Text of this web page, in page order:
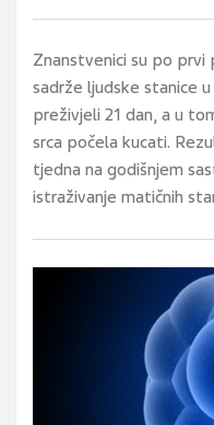
Znanstvenici su po prvi
sadrže ljudske stanice
preživjeli 21 dan, a u
srca počela kucati.
tjedna na godišnjem
istraživanje matičnih